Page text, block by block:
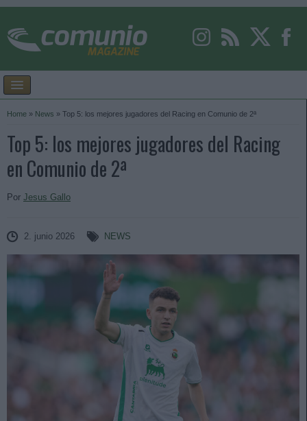
Home » News » Top 5: los mejores jugadores del Racing en Comunio de 2ª
Top 5: los mejores jugadores del Racing
en Comunio de 2ª
Por Jesus Gallo
2. junio 2026 NEWS